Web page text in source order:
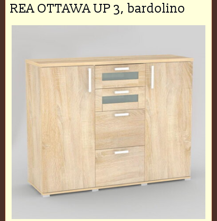
REA OTTAWA UP 3, bardolino